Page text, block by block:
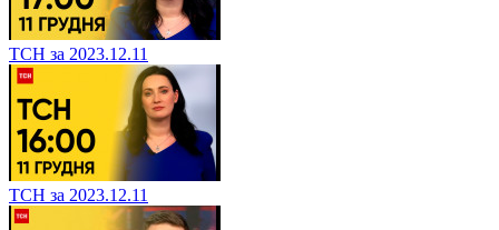
ТСН за 2023.12.11
ТСН за 2023.12.11